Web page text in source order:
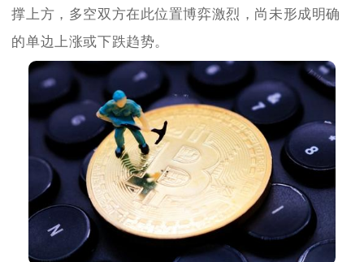
撑上方，多空双方在此位置博弈激烈，尚未形成明确
的单边上涨或下跌趋势。